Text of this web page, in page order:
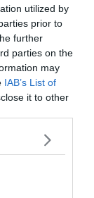
utilized by
prior to
further
parties on the
may
IAB’s List of
it to other